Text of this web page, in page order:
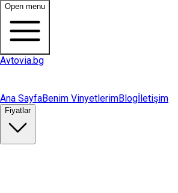
Open menu
Avtovia.bg
Ana SayfaBenim VinyetlerimBlogİletişim
Fiyatlar